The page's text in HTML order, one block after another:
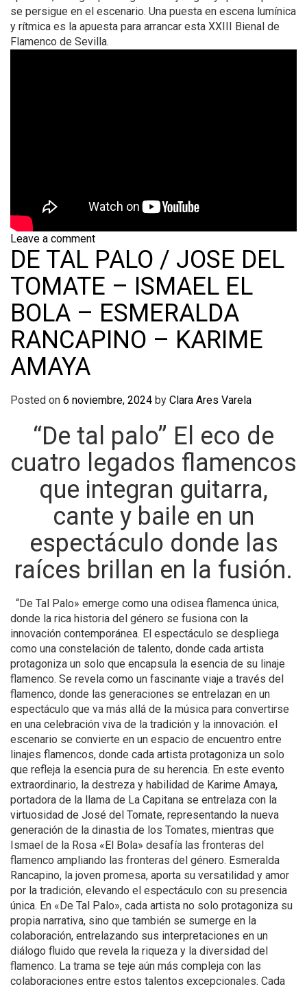
se persigue en el escenario. Una puesta en escena lumínica
y rítmica es la apuesta para arrancar esta XXIII Bienal de
Flamenco de Sevilla.
Leave a comment
DE TAL PALO / JOSE DEL
TOMATE – ISMAEL EL
BOLA – ESMERALDA
RANCAPINO – KARIME
AMAYA
Posted on 6 noviembre, 2024 by Clara Ares Varela
“De tal palo” El eco de
cuatro legados flamencos
que integran guitarra,
cante y baile en un
espectáculo donde las
raíces brillan en la fusión.
“De Tal Palo» emerge como una odisea flamenca única,
donde la rica historia del género se fusiona con la
innovación contemporánea. El espectáculo se despliega
como una constelación de talento, donde cada artista
protagoniza un solo que encapsula la esencia de su linaje
flamenco. Se revela como un fascinante viaje a través del
flamenco, donde las generaciones se entrelazan en un
espectáculo que va más allá de la música para convertirse
en una celebración viva de la tradición y la innovación. el
escenario se convierte en un espacio de encuentro entre
linajes flamencos, donde cada artista protagoniza un solo
que refleja la esencia pura de su herencia. En este evento
extraordinario, la destreza y habilidad de Karime Amaya,
portadora de la llama de La Capitana se entrelaza con la
virtuosidad de José del Tomate, representando la nueva
generación de la dinastia de los Tomates, mientras que
Ismael de la Rosa «El Bola» desafía las fronteras del
flamenco ampliando las fronteras del género. Esmeralda
Rancapino, la joven promesa, aporta su versatilidad y amor
por la tradición, elevando el espectáculo con su presencia
única. En «De Tal Palo», cada artista no solo protagoniza su
propia narrativa, sino que también se sumerge en la
colaboración, entrelazando sus interpretaciones en un
diálogo fluido que revela la riqueza y la diversidad del
flamenco. La trama se teje aún más compleja con las
colaboraciones entre estos talentos excepcionales. Cada